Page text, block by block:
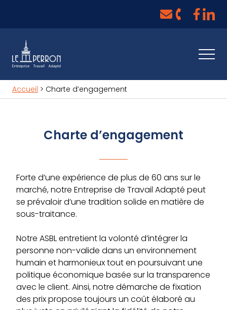
Envoyer un mail
Téléphoner
+32 (0) 4 252
Voir la
Voir
Accueil > Charte d’engagement
Charte d’engagement
Forte d’une expérience de plus de 60 ans sur le
marché, notre Entreprise de Travail Adapté peut
se prévaloir d’une tradition solide en matière de
sous-traitance.
Notre ASBL entretient la volonté d’intégrer la
personne non-valide dans un environnement
humain et harmonieux tout en poursuivant une
politique économique basée sur la transparence
avec le client. Ainsi, notre démarche de fixation
des prix propose toujours un coût élaboré au